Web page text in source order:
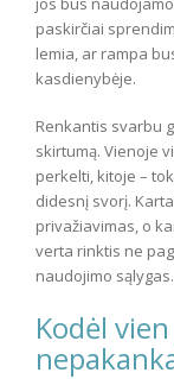
paskirčiai
lemia, ar rampa
kasdienybėje.
Renkantis svarbu
skirtumą. Vienoje
perkelti, kitoje –
didesnį svorį.
privažiavimas, o
verta rinktis ne
naudojimo sąlygas.
Kodėl